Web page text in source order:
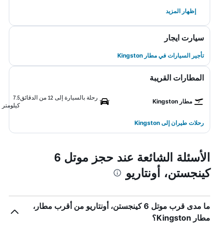
إظهار المزيد
سيارت ايجار
تأجير السيارات في مطار Kingston
المطارات القريبة
مطار Kingston
رحلة بالسيارة إلى 12 من الدقائق
7.5
كيلومتر
رحلات طيران إلى Kingston
الأسئلة الشائعة عند حجز موتل 6
كينجستن، أونتاريو
ما مدى قرب موتل 6 كينجستن، أونتاريو من أقرب مطار،
مطار Kingston؟